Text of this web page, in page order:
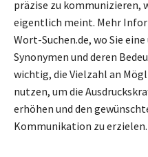
präzise zu kommunizieren,
eigentlich meint. Mehr
Wort-Suchen.de, wo Sie
Synonymen und deren
wichtig, die Vielzahl an
nutzen, um die
erhöhen und den
Kommunikation zu erzielen.